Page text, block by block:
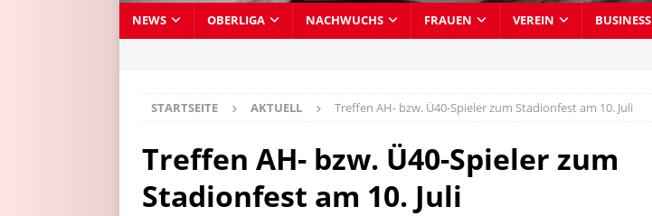
NEWS OBERLIGA NACHWUCHS FRAUEN VEREIN BUSINESS
STARTSEITE AKTUELL Treffen AH- bzw. Ü40-Spieler zum Stadionfest am 10. Juli
Treffen AH- bzw. Ü40-Spieler zum
Stadionfest am 10. Juli